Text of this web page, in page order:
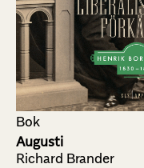
Bok
Augusti
Richard Brander